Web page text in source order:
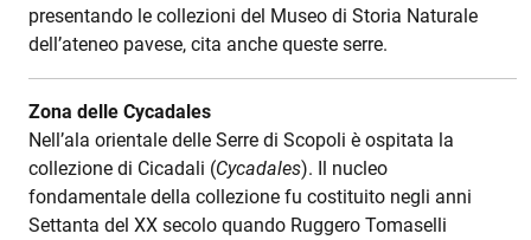
presentando le collezioni del Museo di Storia Naturale
dell’ateneo pavese, cita anche queste serre.
Zona delle Cycadales
Nell’ala orientale delle Serre di Scopoli è ospitata la
collezione di Cicadali (Cycadales). Il nucleo
fondamentale della collezione fu costituito negli anni
Settanta del XX secolo quando Ruggero Tomaselli